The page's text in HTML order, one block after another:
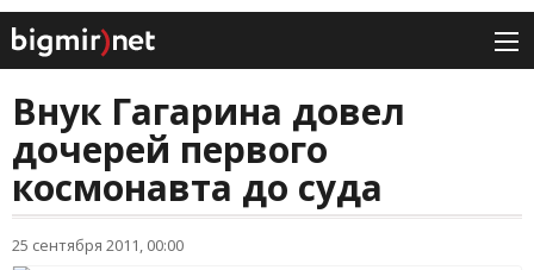
Внук Гагарина довел
дочерей первого
космонавта до суда
25 сентября 2011, 00:00